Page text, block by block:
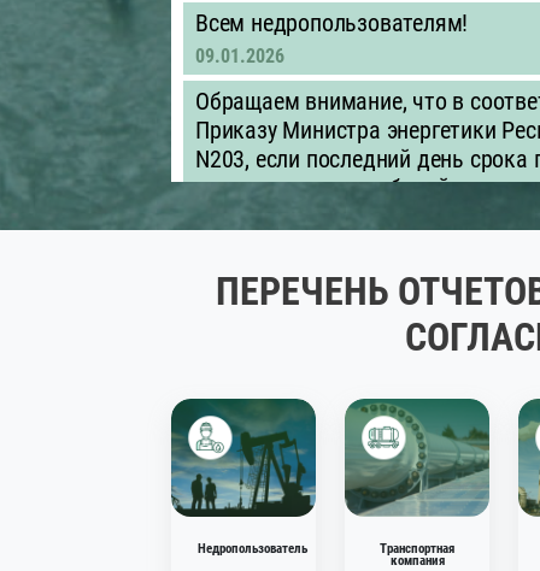
Всем недропользователям!
09.01.2026
Обращаем внимание, что в
Приказу Министра энергетики
N203, если последний день
приходится на нерабочий день,
Объявление для
недропользователям
оцифровку контрактных,
быть представлены в
.xls/.xlsx)
29.12.2025
ПЕРЕЧЕНЬ
Недропользователь Транспортная
компания